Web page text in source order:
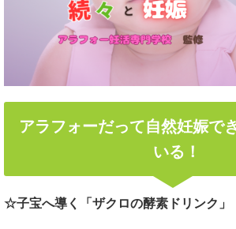
アラフォーだって自然妊娠で
いる！
☆子宝へ導く「ザクロの酵素ドリンク」